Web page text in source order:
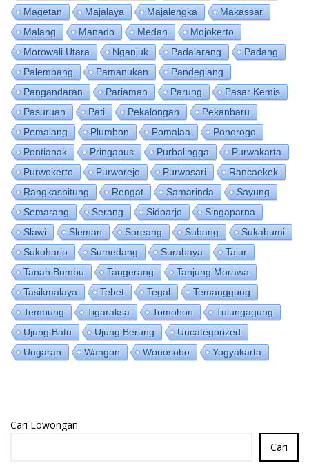
Magetan
Majalaya Majalengka
Makassar
Malang
Manado Medan
Mojokerto
Morowali Utara
Nganjuk Padalarang
Padang
Palembang
Pamanukan
Pandeglang
Pangandaran
Pariaman Parung
Pasar Kemis
Pasuruan
Pati Pekalongan
Pekanbaru
Pemalang
Plumbon Pomalaa
Ponorogo
Pontianak
Pringapus Purbalingga
Purwakarta
Purwokerto
Purworejo Purwosari
Rancaekek
Rangkasbitung
Rengat Samarinda
Sayung
Semarang
Serang Sidoarjo
Singaparna
Slawi
Sleman Soreang Subang
Sukabumi
Sukoharjo
Sumedang Surabaya
Tajur
Tanah Bumbu
Tangerang
Tanjung Morawa
Tasikmalaya
Tebet Tegal
Temanggung
Tembung
Tigaraksa Tomohon
Tulungagung
Ujung Batu
Ujung Berung
Uncategorized
Ungaran
Wangon Wonosobo Yogyakarta
Cari Lowongan
Cari